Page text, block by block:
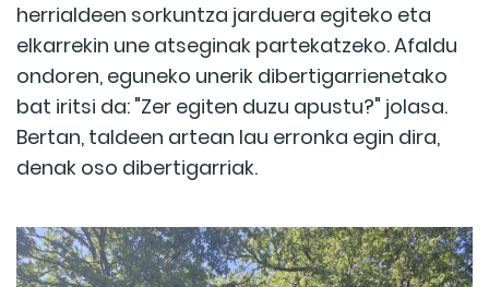
herrialdeen sorkuntza jarduera egiteko eta
elkarrekin une atseginak partekatzeko. Afaldu
ondoren, eguneko unerik dibertigarrienetako
bat iritsi da: "Zer egiten duzu apustu?" jolasa.
Bertan, taldeen artean lau erronka egin dira,
denak oso dibertigarriak.